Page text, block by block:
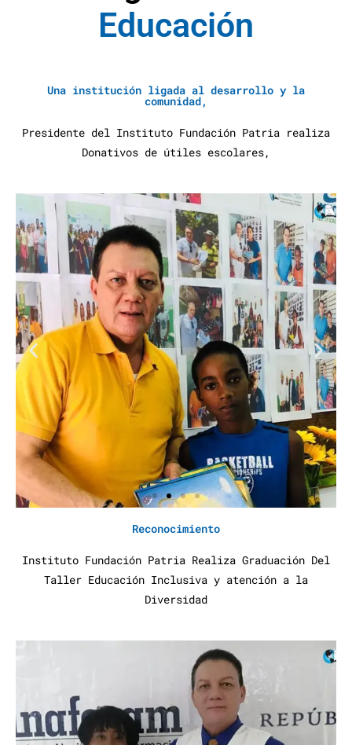
ucaciónAy
Una institución ligada al desarrollo y la
comunidad,
Presidente del Instituto Fundación Patria realiza
Donativos de útiles escolares,
Reconocimiento
Instituto Fundación Patria Realiza Graduación Del
Taller Educación Inclusiva y atención a la
Diversidad